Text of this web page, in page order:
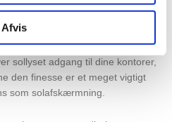
Afvis
med vinduet.
sollyset adgang til dine kontorer,
den finesse er et meget vigtigt
som solafskærmning.